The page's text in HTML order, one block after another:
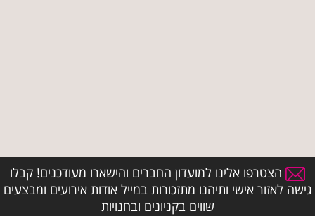
הצטרפו אלינו למועדון החברים והישארו מעודכנים! קבלו
גישה לאזור אישי ותיהנו מתזכורות במייל אודות אירועים ומבצעים
שווים בקניונים ובחנויות